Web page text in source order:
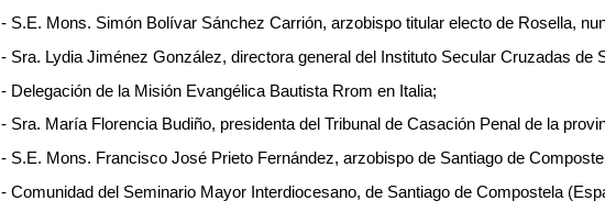
- S.E. Mons. Simón Bolívar Sánchez Carrión, arzobispo titular electo de Rosella,
- Sra. Lydia Jiménez González, directora general del Instituto Secular Cruzadas de
- Delegación de la Misión Evangélica Bautista Rrom en Italia;
- Sra. María Florencia Budiño, presidenta del Tribunal de Casación Penal de la
- S.E. Mons. Francisco José Prieto Fernández, arzobispo de Santiago de
- Comunidad del Seminario Mayor Interdiocesano, de Santiago de Compostela